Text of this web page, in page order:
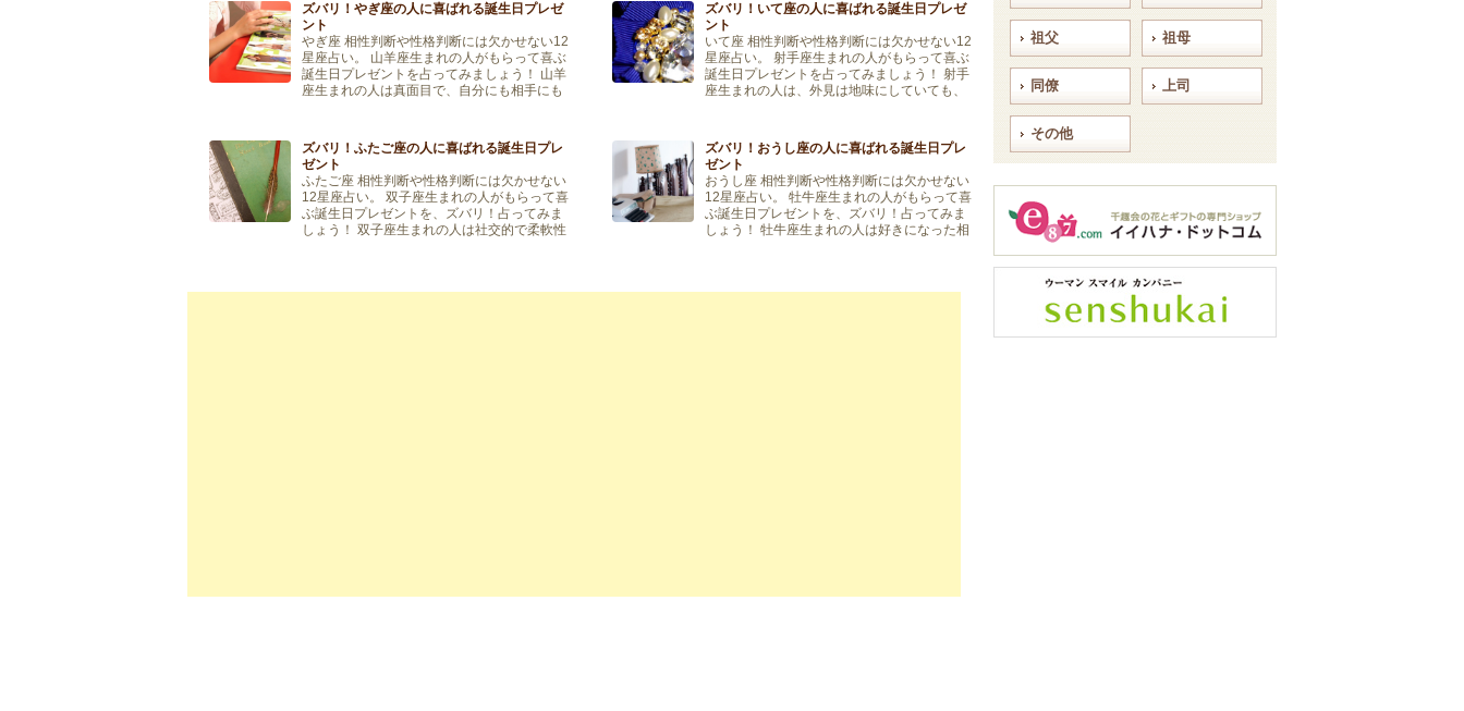
ズバリ！やぎ座の人に喜ばれる誕生日プレゼ
ント
やぎ座 相性判断や性格判断には欠かせない12
星座占い。 山羊座生まれの人がもらって喜ぶ
誕生日プレゼントを占ってみましょう！ 山羊
座生まれの人は真面目で、自分にも相手にも
ズバリ！いて座の人に喜ばれる誕生日プレゼ
ント
いて座 相性判断や性格判断には欠かせない12
星座占い。 射手座生まれの人がもらって喜ぶ
誕生日プレゼントを占ってみましょう！ 射手
座生まれの人は、外見は地味にしていても、
ズバリ！ふたご座の人に喜ばれる誕生日プレ
ゼント
ふたご座 相性判断や性格判断には欠かせない
12星座占い。 双子座生まれの人がもらって喜
ぶ誕生日プレゼントを、ズバリ！占ってみま
しょう！ 双子座生まれの人は社交的で柔軟性
ズバリ！おうし座の人に喜ばれる誕生日プレ
ゼント
おうし座 相性判断や性格判断には欠かせない
12星座占い。 牡牛座生まれの人がもらって喜
ぶ誕生日プレゼントを、ズバリ！占ってみま
しょう！ 牡牛座生まれの人は好きになった相
祖父 祖母
同僚 上司
その他